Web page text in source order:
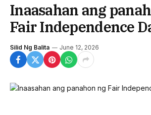
Inaasahan ang
Fair Independence
Silid Ng Balita June 12, 2026